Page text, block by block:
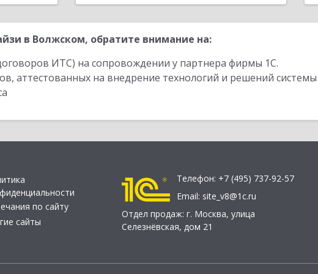
в Волжском, обратите внимание на:
ИТС) на сопровождении у партнера фирмы 1С.
аттестованных на внедрение технологий и решений
по сайту
сайты
Телефон: +7 (495) 737-92-57
Email: site_v8@1c.ru
Отдел продаж: г. Москва, улица
Селезнёвская, дом 21